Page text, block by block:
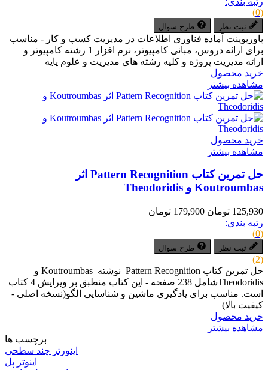
(0)
ثبت نظر طرح سوال
پاورپوینت آماده فناوری اطلاعات در مدیریت کسب و کار - مناسب
برای ارائه دروس، مبانی کامپیوتر، نرم افزار 1 رشته کامپیوتر و
ارائه مدیریت پروژه و کلیه رشته های مدیریت و علوم پایه
خرید محصول
مشاهده بیشتر
خرید محصول
مشاهده بیشتر
حل تمرین کتاب Pattern Recognition اثر
Koutroumbas و Theodoridis
125,930 تومان
179,900 تومان
رتبه بندی:
(0)
ثبت نظر طرح سوال
(2)
حل تمرین کتاب Pattern Recognition نوشته Koutroumbas و
Theodoridisشامل 238 صفحه - این کتاب منطبق بر ویرایش 4 کتاب
است. مناسب برای یادگیری ماشین و شناسایی الگو(نسخه اصلی -
کیفیت بالا)
خرید محصول
مشاهده بیشتر
برچسب ها
اینورتر چند سطحی
اینوتر پل